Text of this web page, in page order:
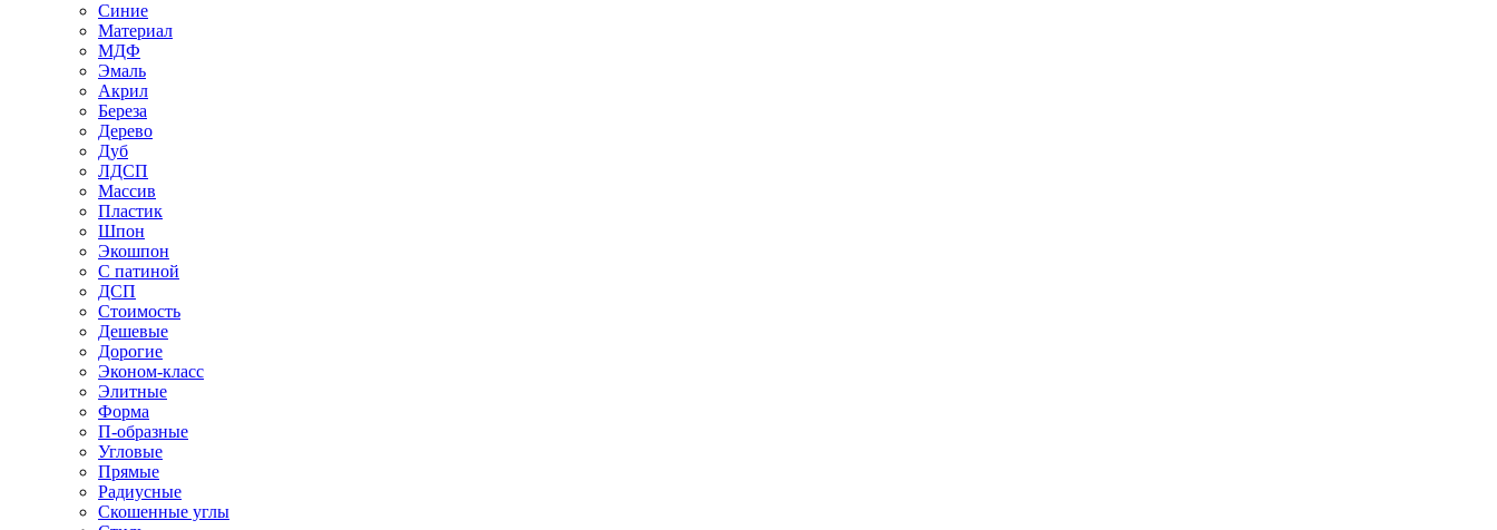
Синие
Материал
МДФ
Эмаль
Акрил
Береза
Дерево
Дуб
ЛДСП
Массив
Пластик
Шпон
Экошпон
С патиной
ДСП
Стоимость
Дешевые
Дорогие
Эконом-класс
Элитные
Форма
П-образные
Угловые
Прямые
Радиусные
Скошенные углы